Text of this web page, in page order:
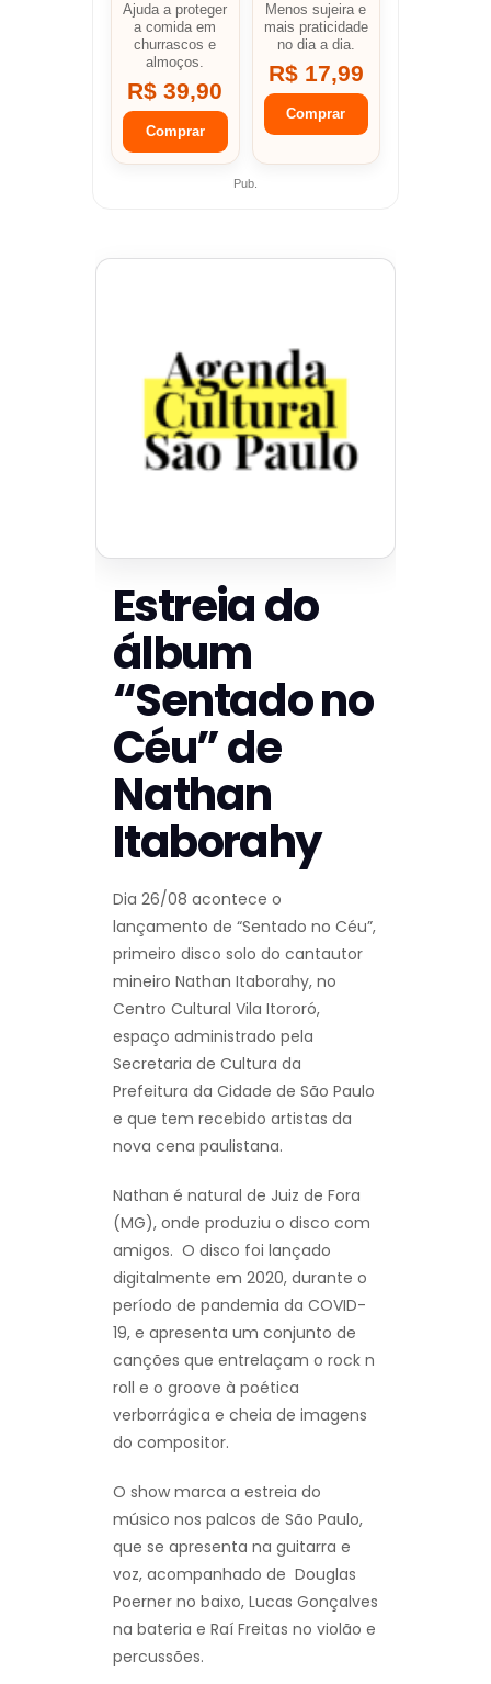
Ajuda a proteger
a comida em
churrascos e
almoços.
R$ 39,90
Comprar
Menos sujeira e
mais praticidade
no dia a dia.
R$ 17,99
Comprar
Pub.
Estreia do
álbum
“Sentado no
Céu” de
Nathan
Itaborahy
Dia 26/08 acontece o
lançamento de “Sentado no Céu”,
primeiro disco solo do cantautor
mineiro Nathan Itaborahy, no
Centro Cultural Vila Itororó,
espaço administrado pela
Secretaria de Cultura da
Prefeitura da Cidade de São Paulo
e que tem recebido artistas da
nova cena paulistana.
Nathan é natural de Juiz de Fora
(MG), onde produziu o disco com
amigos. O disco foi lançado
digitalmente em 2020, durante o
período de pandemia da COVID-
19, e apresenta um conjunto de
canções que entrelaçam o rock n
roll e o groove à poética
verborrágica e cheia de imagens
do compositor.
O show marca a estreia do
músico nos palcos de São Paulo,
que se apresenta na guitarra e
voz, acompanhado de Douglas
Poerner no baixo, Lucas Gonçalves
na bateria e Raí Freitas no violão e
percussões.